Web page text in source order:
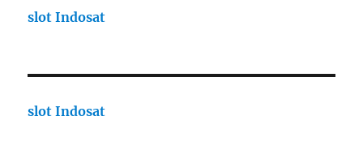
slot Indosat
slot Indosat